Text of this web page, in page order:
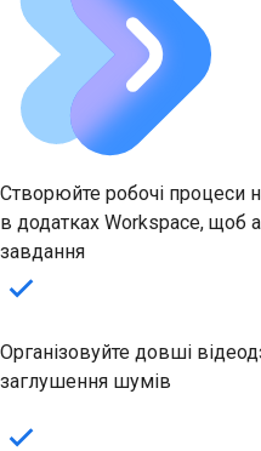
Створюйте робочі процеси
в додатках Workspace, щоб
завдання
Організовуйте довші
заглушення шумів